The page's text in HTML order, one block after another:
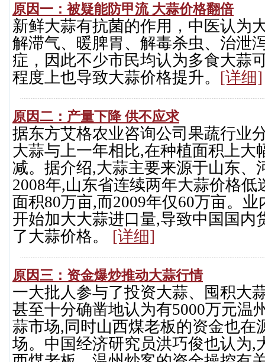
原因一：被疑能防甲流 大蒜价格翻倍
新鲜大蒜有抗菌的作用，中医认为
解滞气、暖脾胃、解毒杀虫、治泄
症，因此不少市民均认为多食大蒜
程度上也导致大蒜价格提升。 [详细]
原因二：产量下降 供不应求
据东方艾格农业咨询公司果蔬行业
大蒜与上一年相比,在种植面积上大
减。据介绍,大蒜主要来源于山东、
2008年,山东省连续两年大蒜价格低
面积80万亩,而2009年仅60万亩。
开始加大大蒜进口量,导致中国国内
了大蒜价格。 [详细]
原因三：资金爆炒推动大蒜行情
一大批人参与了投资大蒜、囤积大
甚至十分确凿地认为有5000万元温
蒜市场,同时山西煤老板的资金也在
场。中国经济研究员洪巧俊也认为,